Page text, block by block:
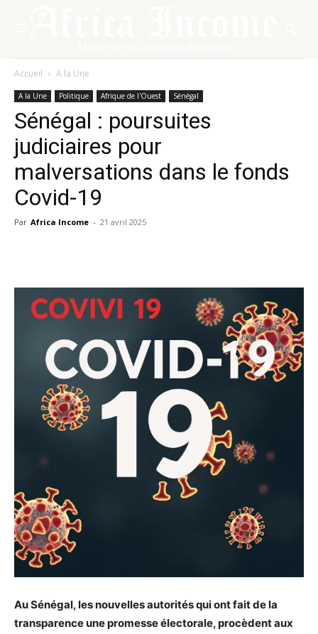
Accueil A la Une
A la Une Politique Afrique de l'Ouest Sénégal
Sénégal : poursuites
judiciaires pour
malversations dans le fonds
Covid-19
Par Africa Income - 21 avril 2025
Au Sénégal, les nouvelles autorités qui ont fait de la
transparence une promesse électorale, procèdent aux